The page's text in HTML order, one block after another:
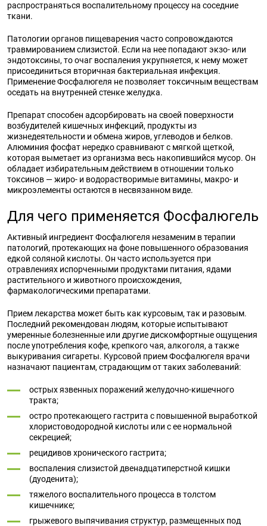
распространяться воспалительному процессу на соседние
ткани.
Патологии органов пищеварения часто сопровождаются
травмированием слизистой. Если на нее попадают экзо- или
эндотоксины, то очаг воспаления укрупняется, к нему может
присоединиться вторичная бактериальная инфекция.
Применение Фосфалюгеля не позволяет токсичным веществам
оседать на внутренней стенке желудка.
Препарат способен адсорбировать на своей поверхности
возбудителей кишечных инфекций, продукты из
жизнедеятельности и обмена жиров, углеводов и белков.
Алюминия фосфат нередко сравнивают с мягкой щеткой,
которая выметает из организма весь накопившийся мусор. Он
обладает избирательным действием в отношении только
токсинов — жиро- и водорастворимые витамины, макро- и
микроэлементы остаются в несвязанном виде.
Для чего применяется Фосфалюгель
Активный ингредиент Фосфалюгеля незаменим в терапии
патологий, протекающих на фоне повышенного образования
едкой соляной кислоты. Он часто используется при
отравлениях испорченными продуктами питания, ядами
растительного и животного происхождения,
фармакологическими препаратами.
Прием лекарства может быть как курсовым, так и разовым.
Последний рекомендован людям, которые испытывают
умеренные болезненные или другие дискомфортные ощущения
после употребления кофе, крепкого чая, алкоголя, а также
выкуривания сигареты. Курсовой прием Фосфалюгеля врачи
назначают пациентам, страдающим от таких заболеваний:
острых язвенных поражений желудочно-кишечного
тракта;
остро протекающего гастрита с повышенной выработкой
хлористоводородной кислоты или с ее нормальной
секрецией;
рецидивов хронического гастрита;
воспаления слизистой двенадцатиперстной кишки
(дуоденита);
тяжелого воспалительного процесса в толстом
кишечнике;
грыжевого выпячивания структур, размещенных под